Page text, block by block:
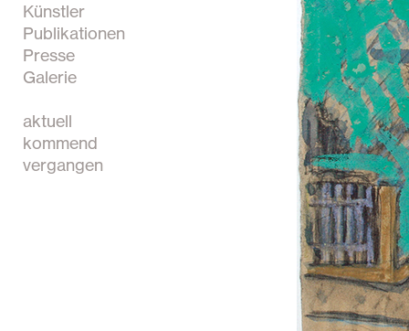
Künstler
Publikationen
Presse
Galerie
aktuell
kommend
vergangen